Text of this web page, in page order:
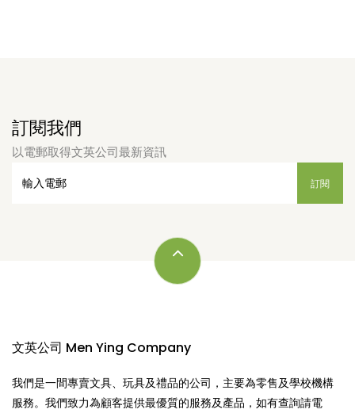
訂閱我們
以電郵取得文英公司最新資訊
文英公司 Men Ying Company
我們是一間專賣文具、玩具及禮品的公司，主要為零售及學校機構
服務。我們致力為顧客提供最優質的服務及產品，如有查詢請電